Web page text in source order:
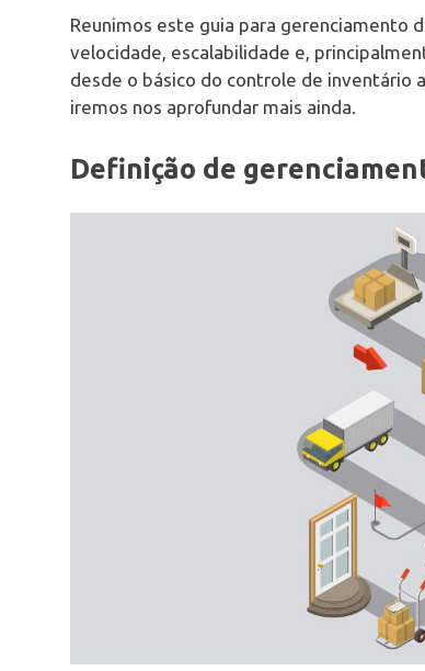
Reunimos este guia para gerenciamento
velocidade, escalabilidade e,
desde o básico do controle de inventário
iremos nos aprofundar mais ainda.
Definição de